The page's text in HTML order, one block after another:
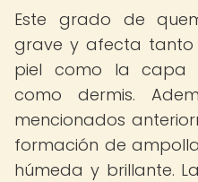
Este grado de
grave y afecta
piel como la capa
como dermis.
mencionados
formación de
húmeda y brillante.